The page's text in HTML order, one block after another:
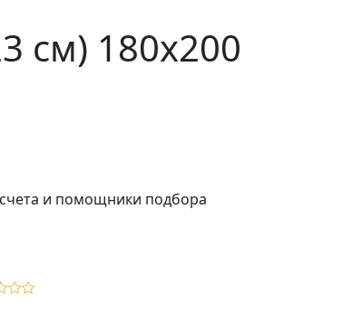
см) 180х200
и помощники подбора